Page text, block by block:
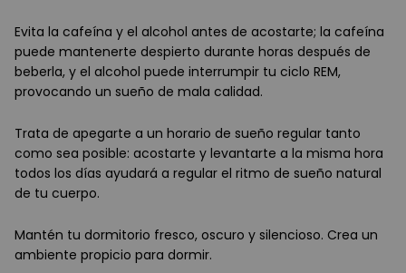
Evita la cafeína y el alcohol antes de acostarte; la cafeína
puede mantenerte despierto durante horas después de
beberla, y el alcohol puede interrumpir tu ciclo REM,
provocando un sueño de mala calidad.
Trata de apegarte a un horario de sueño regular tanto
como sea posible: acostarte y levantarte a la misma hora
todos los días ayudará a regular el ritmo de sueño natural
de tu cuerpo.
Mantén tu dormitorio fresco, oscuro y silencioso. Crea un
ambiente propicio para dormir.